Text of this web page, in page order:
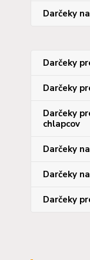
Darčeky
Darčeky
Darčeky
Darčeky
chlapcov
Darčeky
Darčeky
Darčeky